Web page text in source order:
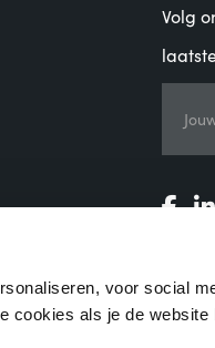
voor social
cookies als je de website
Volg